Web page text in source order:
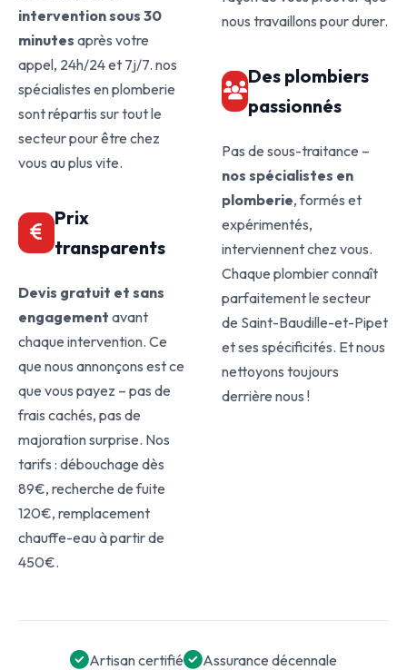
intervention sous 30
minutes après votre
appel, 24h/24 et 7j/7. nos
spécialistes en plomberie
sont répartis sur tout le
secteur pour être chez
vous au plus vite.
Prix
transparents
Devis gratuit et sans
engagement avant
chaque intervention. Ce
que nous annonçons est ce
que vous payez – pas de
frais cachés, pas de
majoration surprise. Nos
tarifs : débouchage dès
89€, recherche de fuite
120€, remplacement
chauffe-eau à partir de
450€.
nous travaillons pour durer.
Des plombiers
passionnés
Pas de sous-traitance –
nos spécialistes en
plomberie, formés et
expérimentés,
interviennent chez vous.
Chaque plombier connaît
parfaitement le secteur
de Saint-Baudille-et-Pipet
et ses spécificités. Et nous
nettoyons toujours
derrière nous !
Artisan certifié
Assurance décennale